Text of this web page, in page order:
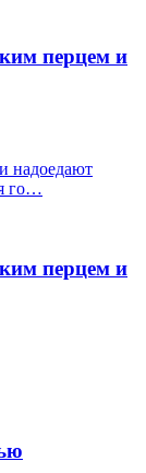
перцем и
надоедают
го…
перцем и